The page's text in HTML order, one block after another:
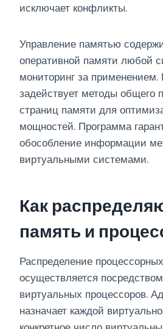
исключает конфликты.
Управление памятью
оперативной памяти любой
мониторинг за применением.
задействует методы общего
страниц памяти для
мощностей. Программа
обособление информации
виртуальными системами.
Как
память и
Распределение
осуществляется
виртуальных процессоров.
назначает каждой